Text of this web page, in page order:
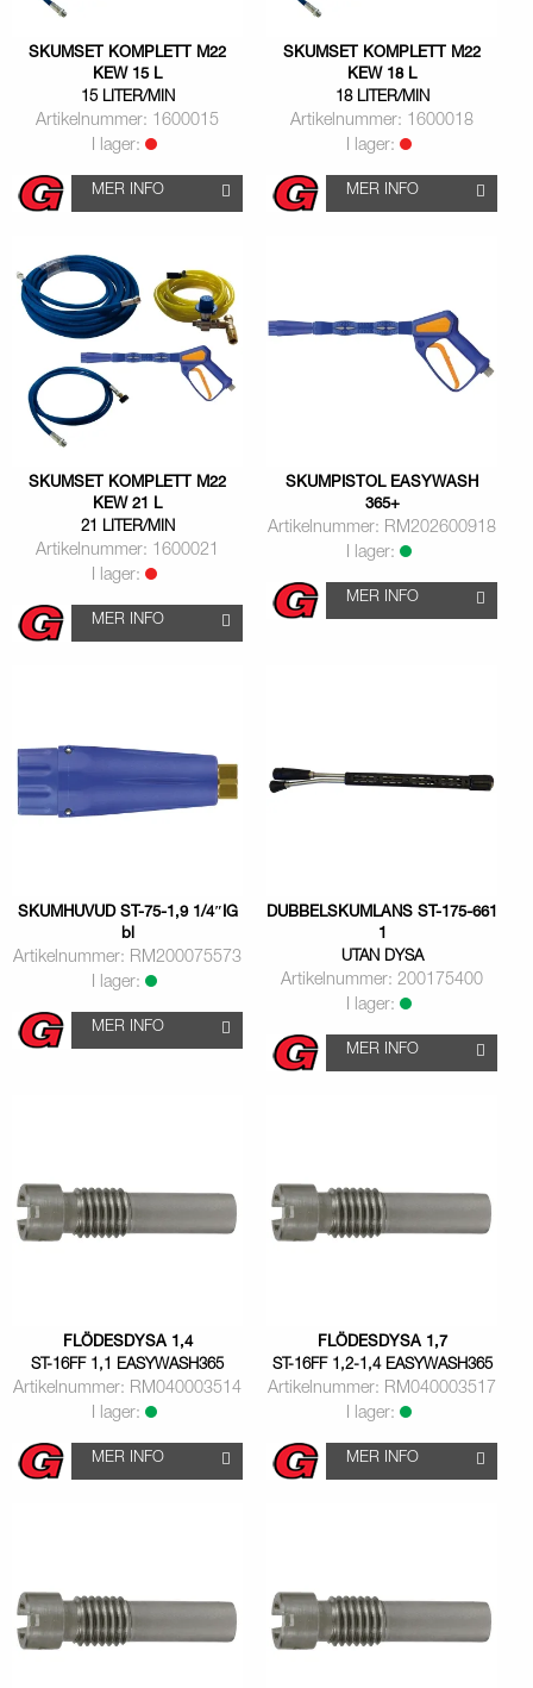
SKUMSET KOMPLETT M22
KEW 15 L
15 LITER/MIN
Artikelnummer: 1600015
I lager:
MER INFO
SKUMSET KOMPLETT M22
KEW 18 L
18 LITER/MIN
Artikelnummer: 1600018
I lager:
MER INFO
SKUMSET KOMPLETT M22
KEW 21 L
21 LITER/MIN
Artikelnummer: 1600021
I lager:
MER INFO
SKUMPISTOL EASYWASH
365+
Artikelnummer: RM202600918
I lager:
MER INFO
SKUMHUVUD ST-75-1,9 1/4″IG
bl
Artikelnummer: RM200075573
I lager:
MER INFO
DUBBELSKUMLANS ST-175-661
1
UTAN DYSA
Artikelnummer: 200175400
I lager:
MER INFO
FLÖDESDYSA 1,4
ST-16FF 1,1 EASYWASH365
Artikelnummer: RM040003514
I lager:
MER INFO
FLÖDESDYSA 1,7
ST-16FF 1,2-1,4 EASYWASH365
Artikelnummer: RM040003517
I lager:
MER INFO